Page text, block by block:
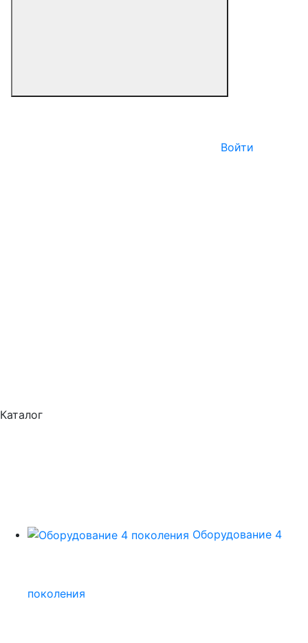
Войти
Каталог
Оборудование 4
поколения